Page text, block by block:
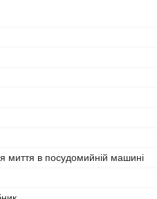
миття в посудомийній машині